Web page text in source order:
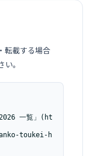
転載する場合
。
一覧」(ht
toukei-h